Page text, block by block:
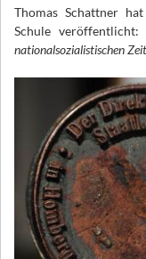
Thomas Schattner
Schule veröffentlicht:
nationalsozialistischen